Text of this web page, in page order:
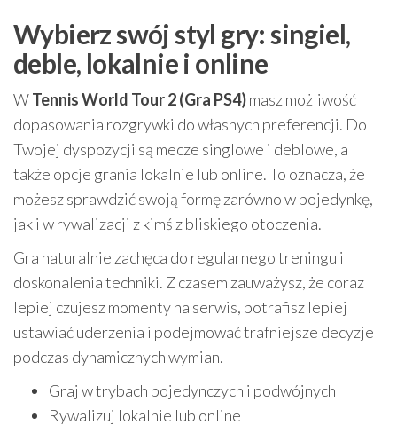
Wybierz swój styl gry: singiel,
deble, lokalnie i online
WTennis World Tour 2 (Gra PS4)masz możliwość
dopasowania rozgrywki do własnych preferencji. Do
Twojej dyspozycji są mecze singlowe i deblowe, a
także opcje grania lokalnie lub online. To oznacza, że
możesz sprawdzić swoją formę zarówno w pojedynkę,
jak i w rywalizacji z kimś z bliskiego otoczenia.
Gra naturalnie zachęca do regularnego treningu i
doskonalenia techniki. Z czasem zauważysz, że coraz
lepiej czujesz momenty na serwis, potrafisz lepiej
ustawiać uderzenia i podejmować trafniejsze decyzje
podczas dynamicznych wymian.
Graj w trybach pojedynczych i podwójnych
Rywalizuj lokalnie lub online